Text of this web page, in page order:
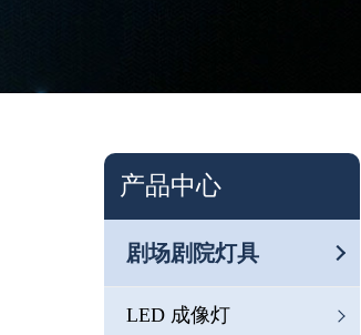
产品中心
剧场剧院灯具
LED 成像灯